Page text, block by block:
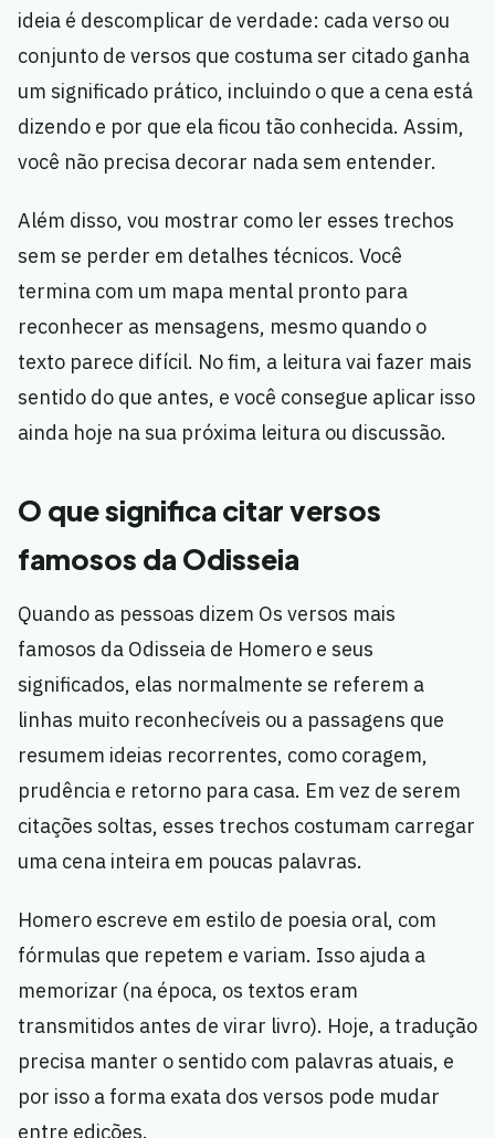
ideia é descomplicar de verdade: cada verso ou
conjunto de versos que costuma ser citado ganha
um significado prático, incluindo o que a cena está
dizendo e por que ela ficou tão conhecida. Assim,
você não precisa decorar nada sem entender.
Além disso, vou mostrar como ler esses trechos
sem se perder em detalhes técnicos. Você
termina com um mapa mental pronto para
reconhecer as mensagens, mesmo quando o
texto parece difícil. No fim, a leitura vai fazer mais
sentido do que antes, e você consegue aplicar isso
ainda hoje na sua próxima leitura ou discussão.
O que significa citar versos
famosos da Odisseia
Quando as pessoas dizem Os versos mais
famosos da Odisseia de Homero e seus
significados, elas normalmente se referem a
linhas muito reconhecíveis ou a passagens que
resumem ideias recorrentes, como coragem,
prudência e retorno para casa. Em vez de serem
citações soltas, esses trechos costumam carregar
uma cena inteira em poucas palavras.
Homero escreve em estilo de poesia oral, com
fórmulas que repetem e variam. Isso ajuda a
memorizar (na época, os textos eram
transmitidos antes de virar livro). Hoje, a tradução
precisa manter o sentido com palavras atuais, e
por isso a forma exata dos versos pode mudar
entre edições.